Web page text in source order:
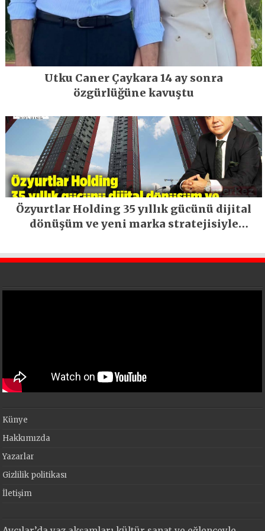
Utku Caner Çaykara 14 ay sonra
özgürlüğüne kavuştu
Özyurtlar Holding 35 yıllık gücünü dijital
dönüşüm ve yeni marka stratejisiyle
Künye
Hakkımızda
Yazarlar
Gizlilik politikası
İletişim